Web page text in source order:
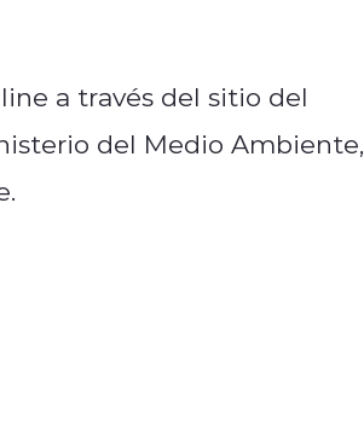
a través del sitio del
del Medio Ambiente,